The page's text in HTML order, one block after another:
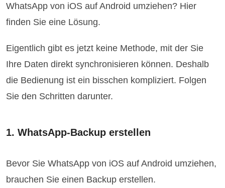
WhatsApp von iOS auf Android umziehen? Hier
finden Sie eine Lösung.
Eigentlich gibt es jetzt keine Methode, mit der Sie
Ihre Daten direkt synchronisieren können. Deshalb
die Bedienung ist ein bisschen kompliziert. Folgen
Sie den Schritten darunter.
1. WhatsApp-Backup erstellen
Bevor Sie WhatsApp von iOS auf Android umziehen,
brauchen Sie einen Backup erstellen.